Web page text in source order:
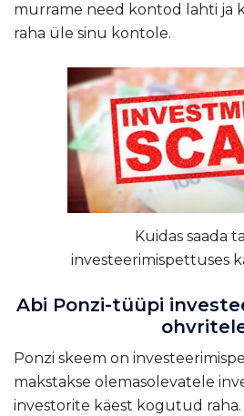
murrame need kontod lahti ja
raha üle sinu kontole.
Kuidas saada
investeerimispettuses
Abi Ponzi-tüüpi
Ponzi skeem on
makstakse olemasolevatele
investorite käest kogutud raha.